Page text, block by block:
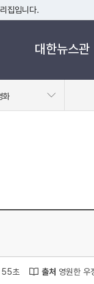
집입니다.
정부기관이 관리하는 누리
대한뉴스관
화
초 출처 영원한 우